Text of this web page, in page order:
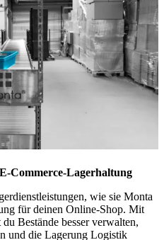
Commerce-Lagerhaltung
wie sie Monta
für deinen Online-Shop. Mit
Bestände besser verwalten,
und die Lagerung Logistik